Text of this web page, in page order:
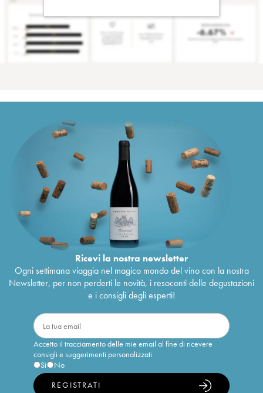
Ricevi la nostra newsletter
Ogni settimana viaggia nel magico mondo del vino con la nostra
Newsletter, per non perderti le novità, i resoconti delle degustazioni
e i consigli degli esperti!
Accetto il tracciamento delle mie email al fine di ricevere
consigli e suggerimenti personalizzati
Sì
No
REGISTRATI